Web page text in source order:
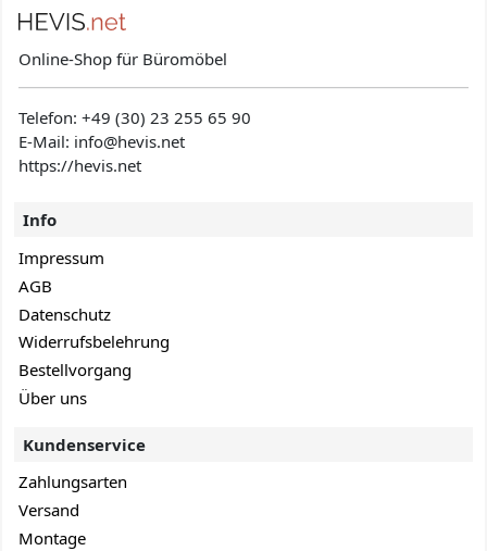
Online-Shop für Büromöbel
Telefon:+49 (30) 23 255 65 90
E-Mail: info@hevis.net
https://hevis.net
Info
Impressum
AGB
Datenschutz
Widerrufsbelehrung
Bestellvorgang
Über uns
Kundenservice
Zahlungsarten
Versand
Montage